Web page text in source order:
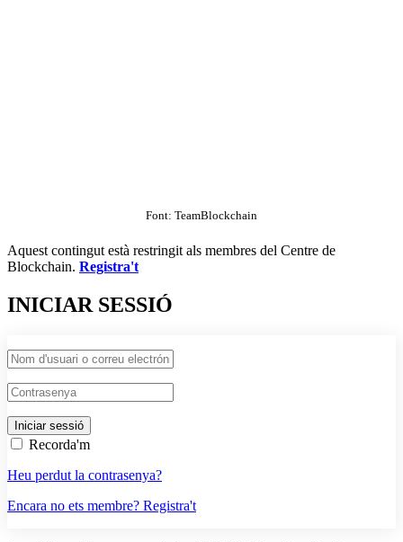
Font: TeamBlockchain
Aquest contingut està restringit als membres del Centre de
Blockchain. Registra't
INICIAR SESSIÓ
Recorda'm
Heu perdut la contrasenya?
Encara no ets membre? Registra't